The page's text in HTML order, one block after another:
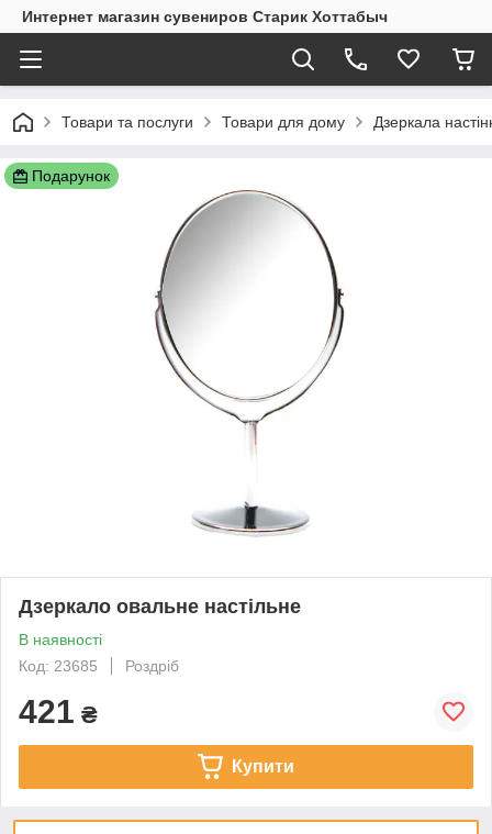
Интернет магазин сувениров Старик Хоттабыч
Товари та послуги Товари для дому Дзеркала
Подарунок
Дзеркало овальне настільне
В наявності
Код: 23685
Роздріб
421 ₴
Купити